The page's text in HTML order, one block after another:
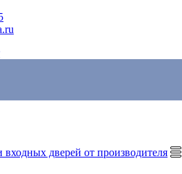
дверей от производителя